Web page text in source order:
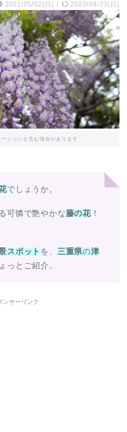
2021/05/02(日) / 2023/04/23(日)
ションを含む場合があります
でしょうか。
可憐で艶やかな藤の花 ！
スポット を、 三重県の津
っとご紹介。
ンサーリンク